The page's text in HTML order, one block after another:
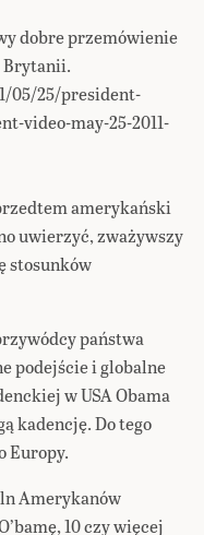
dobre przemówienie
Brytanii.
05/25/president-
video-may-25-2011-
amerykański
uwierzyć, zważywszy
stosunków
państwa
podejście i globalne
w USA Obama
kadencję. Do tego
Europy.
Amerykanów
10 czy więcej